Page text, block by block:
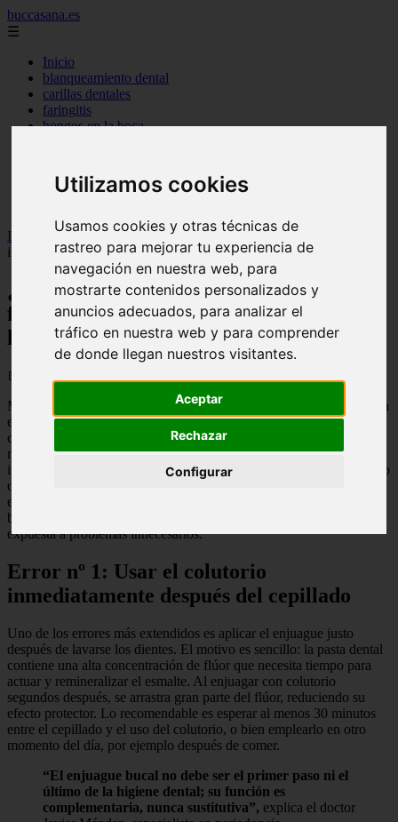
Utilizamos cookies
Usamos cookies y otras técnicas de
rastreo para mejorar tu experiencia de
navegación en nuestra web, para
mostrarte contenidos personalizados y
anuncios adecuados, para analizar el
tráfico en nuestra web y para comprender
de donde llegan nuestros visitantes.
Aceptar
Rechazar
Configurar
buccasana.es
☰
Inicio
blanqueamiento dental
carillas dentales
faringitis
hongos en la boca
mal aliento
remedio casero para
Inicio
dientes >¿Estás utilizando el enjuague bucal de forma
incorrecta? Un odontólogo revela los fallos más habituales
¿Estás utilizando el enjuague bucal de
forma incorrecta? Un odontólogo revela
los fallos más habituales
📅 04/06/2026
Millones de personas incorporan el colutorio a su rutina diaria con la
esperanza de eliminar el mal aliento, fortalecer sus encías y
completar una limpieza bucal profunda. Sin embargo, lo que
muchos desconocen es que ciertos hábitos aparentemente
inofensivos pueden reducir drásticamente la efectividad del producto
o, peor aún, causar efectos adversos en la salud dental. Según
expertos en odontología, la forma en que aplicamos el enjuague
bucal marca la diferencia entre una sonrisa protegida y una boca
expuesta a problemas innecesarios.
Error nº 1: Usar el colutorio
inmediatamente después del cepillado
Uno de los errores más extendidos es aplicar el enjuague justo
después de lavarse los dientes. El motivo es sencillo: la pasta dental
contiene una alta concentración de flúor que necesita tiempo para
actuar y remineralizar el esmalte. Al enjuagar con colutorio
segundos después, se arrastra gran parte del flúor, reduciendo su
efecto protector. Lo recomendable es esperar al menos 30 minutos
entre el cepillado y el uso del colutorio, o bien emplearlo en otro
momento del día, por ejemplo después de comer.
“El enjuague bucal no debe ser el primer paso ni el
último de la higiene dental; su función es
complementaria, nunca sustitutiva”, explica el doctor